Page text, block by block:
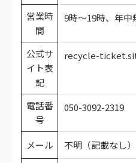
営業時
間
9時～19時、年中
公式サ
イト表
記
recycle-
電話番
号
050-3092-2319
メール
不明（記載なし）